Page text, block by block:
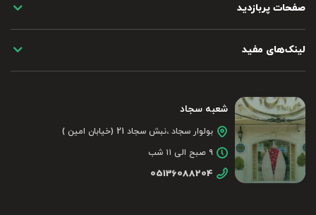
صفحات پربازدید
لینک‌های مفید
شعبه سجاد
بولوار سجاد ،نبش سجاد 21 (خیابان امین )
۹ صبح الی ۱۱ شب
05136088204